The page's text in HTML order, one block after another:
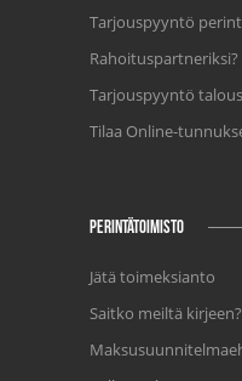
Tarjouspyyntö
Rahoituspartneriksi?
Tarjouspyyntö
Tilaa Online-
PERINTÄTOIMISTO
Jätä toimeksianto
Saitko meiltä kirjeen?